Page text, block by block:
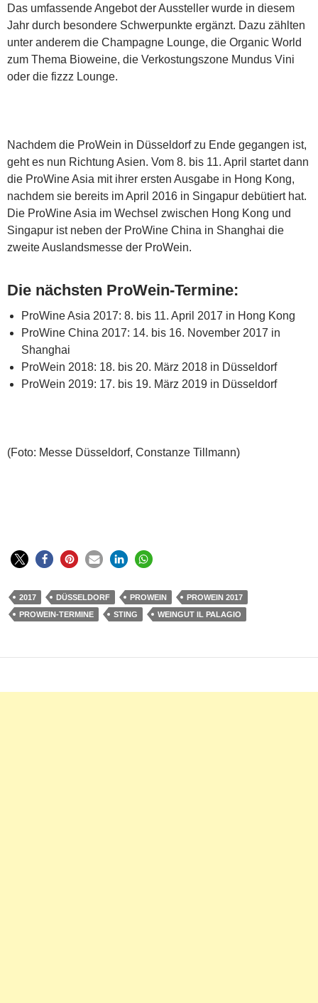
Das umfassende Angebot der Aussteller wurde in diesem
Jahr durch besondere Schwerpunkte ergänzt. Dazu zählten
unter anderem die Champagne Lounge, die Organic World
zum Thema Bioweine, die Verkostungszone Mundus Vini
oder die fizzz Lounge.
Nachdem die ProWein in Düsseldorf zu Ende gegangen ist,
geht es nun Richtung Asien. Vom 8. bis 11. April startet dann
die ProWine Asia mit ihrer ersten Ausgabe in Hong Kong,
nachdem sie bereits im April 2016 in Singapur debütiert hat.
Die ProWine Asia im Wechsel zwischen Hong Kong und
Singapur ist neben der ProWine China in Shanghai die
zweite Auslandsmesse der ProWein.
Die nächsten ProWein-Termine:
ProWine Asia 2017: 8. bis 11. April 2017 in Hong Kong
ProWine China 2017: 14. bis 16. November 2017 in
Shanghai
ProWein 2018: 18. bis 20. März 2018 in Düsseldorf
ProWein 2019: 17. bis 19. März 2019 in Düsseldorf
(Foto: Messe Düsseldorf, Constanze Tillmann)
2017 DÜSSELDORF PROWEIN
PROWEIN 2017
PROWEIN-TERMINE
STING WEINGUT IL PALAGIO